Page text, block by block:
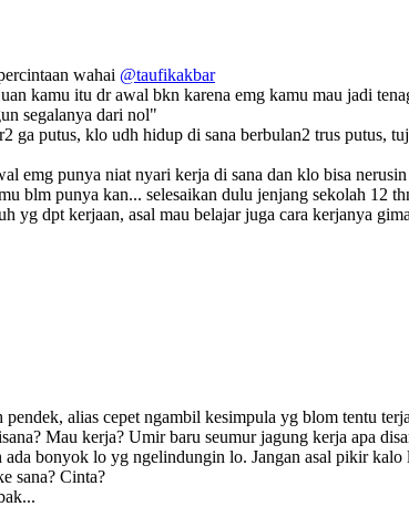
wahai @taufikakbar
kamu itu dr awal bkn karena emg kamu mau jadi
segalanya dari nol"
ga putus, klo udh hidup di sana berbulan2 trus putus,
emg punya niat nyari kerja di sana dan klo bisa
blm punya kan... selesaikan dulu jenjang sekolah 12
yg dpt kerjaan, asal mau belajar juga cara kerjanya
alias cepet ngambil kesimpula yg blom tentu
Mau kerja? Umir baru seumur jagung kerja apa
ada bonyok lo yg ngelindungin lo. Jangan asal pikir
sana? Cinta?